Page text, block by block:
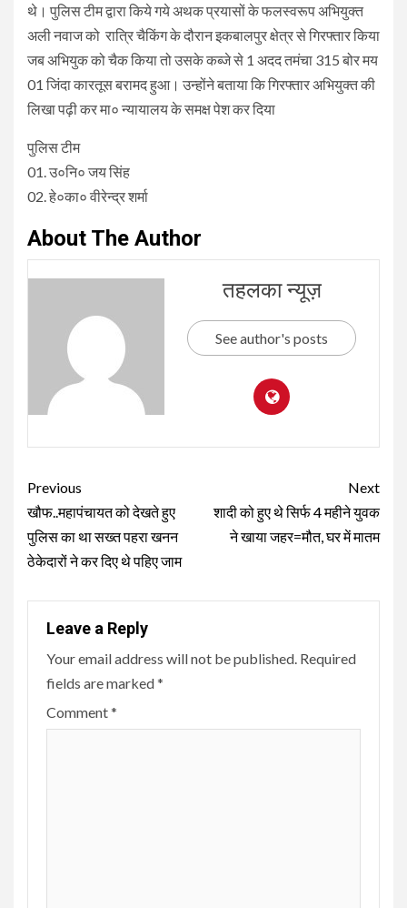
थे। पुलिस टीम द्वारा किये गये अथक प्रयासों के फलस्वरूप अभियुक्त
अली नवाज को रात्रि चैकिंग के दौरान इकबालपुर क्षेत्र से गिरफ्तार किया
जब अभियुक को चैक किया तो उसके कब्जे से 1 अदद तमंचा 315 बोर मय
01 जिंदा कारतूस बरामद हुआ। उन्होंने बताया कि गिरफ्तार अभियुक्त की
लिखा पढ़ी कर मा० न्यायालय के समक्ष पेश कर दिया
पुलिस टीम
01. उ०नि० जय सिंह
02. हे०का० वीरेन्द्र शर्मा
About The Author
तहलका न्यूज़
See author's posts
Continue
Reading
Previous
खौफ..महापंचायत को देखते हुए
पुलिस का था सख्त पहरा खनन
ठेकेदारों ने कर दिए थे पहिए जाम
Next
शादी को हुए थे सिर्फ 4 महीने युवक
ने खाया जहर=मौत, घर में मातम
Leave a Reply
Your email address will not be published. Required
fields are marked*
Comment*